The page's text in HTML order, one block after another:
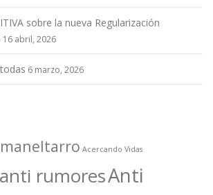
sobre la nueva Regularización
16 abril, 2026
6 marzo, 2026
Acercando Vidas
anti rumoresAnti